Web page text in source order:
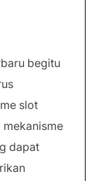
begitu
slot
dapat